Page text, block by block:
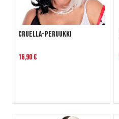
Cruella-peruukki
16,90 €